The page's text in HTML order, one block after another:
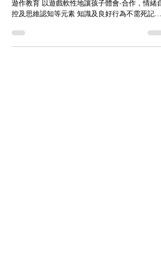
專業社工及導師會親身講解及示範如何正確使用
遊作教育 以遊戲軟性地讓孩子體會-合作，情緒自
控及思維認知等元素 知識及良好行為不需死記硬